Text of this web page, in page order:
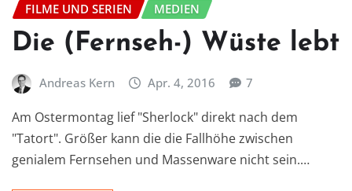
FILME UND SERIEN
MEDIEN
Die (Fernseh-) Wüste lebt
Andreas Kern Apr. 4, 2016 7
Am Ostermontag lief "Sherlock" direkt nach dem
"Tatort". Größer kann die die Fallhöhe zwischen
genialem Fernsehen und Massenware nicht sein.…